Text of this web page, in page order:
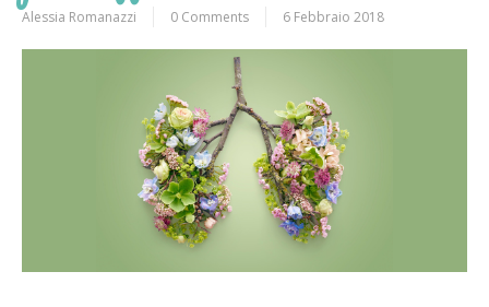
Alessia Romanazzi 0 Comments 6 Febbraio 2018